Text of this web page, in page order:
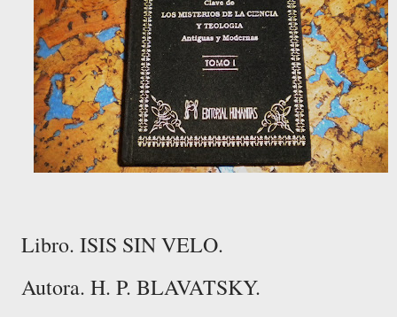
Libro. ISIS SIN VELO.
Autora. H. P. BLAVATSKY.